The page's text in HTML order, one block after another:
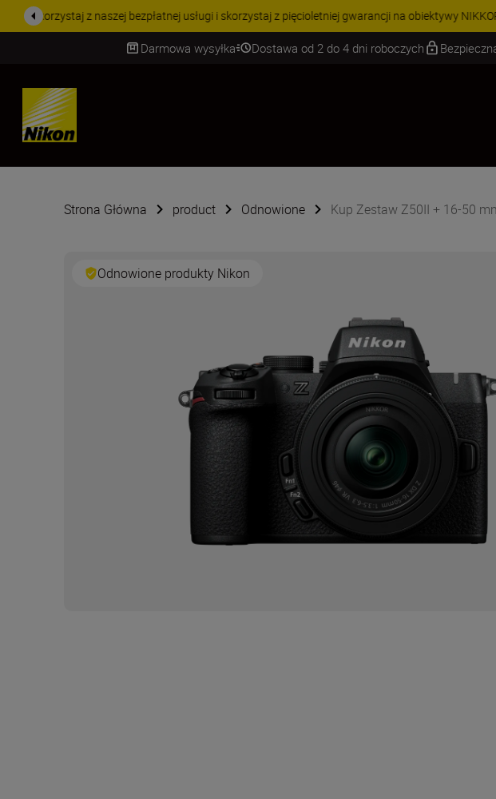
PROMOCJA NA AKCESORIA | Oszczędź 15% na
Darmowa wysyłka Dostawa od 2 do 4 dni roboczych
SKIP
Strona Główna product Odnowione Kup Zestaw Z50II + 16-50
Odnowione produkty Nikon